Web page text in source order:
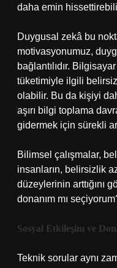
daha emin
Duygusal zekâ bu
motivasyonumuz,
bağlantılıdır.
tüketimiyle ilgili
olabilir. Bu da kişiyi
aşırı bilgi toplama
gidermek için sürekli
Bilimsel çalışmalar,
insanların, belirsizlik
düzeylerinin arttığını
donanım mı
Sosyal Etkileşim ve
Teknik sorular aynı